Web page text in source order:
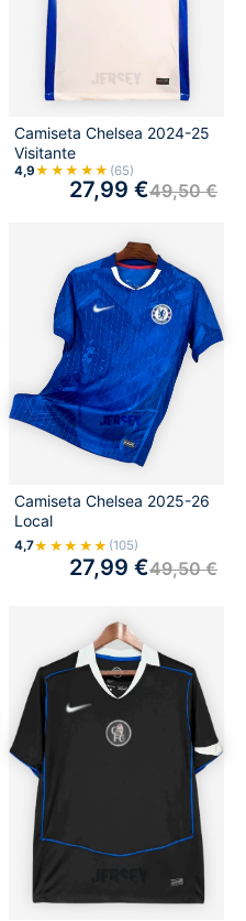
Camiseta Chelsea 2024-25
Visitante
4,9★★★★★ (65)
49,50€
27,99 €
Camiseta Chelsea 2025-26
Local
4,7★★★★★ (105)
49,50€
27,99 €